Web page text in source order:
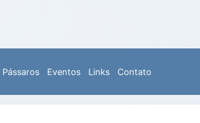
Pássaros Eventos Links Contato